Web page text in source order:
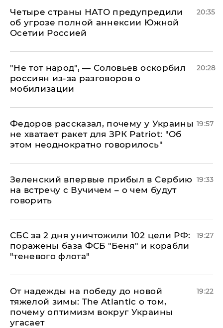
Четыре страны НАТО предупредили
об угрозе полной аннексии Южной
Осетии Россией
20:35
​"Не тот народ", — Соловьев оскорбил
россиян из-за разговоров о
мобилизации
20:28
Федоров рассказал, почему у Украины
не хватает ракет для ЗРК Patriot: "Об
этом неоднократно говорилось"
19:57
Зеленский впервые прибыл в Сербию
на встречу с Вучичем – о чем будут
говорить
19:33
СБС за 2 дня уничтожили 102 цели РФ:
поражены база ФСБ "Беня" и корабли
"теневого флота"
19:27
От надежды на победу до новой
тяжелой зимы: The Atlantic о том,
почему оптимизм вокруг Украины
угасает
19:22